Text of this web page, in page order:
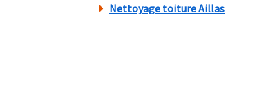
Nettoyage toiture Aillas